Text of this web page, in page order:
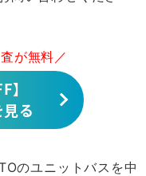
が無料／
】
る
のユニットバスを中